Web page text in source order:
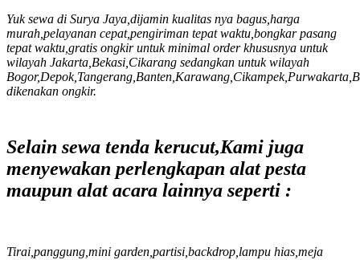
Yuk sewa di Surya Jaya,dijamin kualitas nya bagus,harga
murah,pelayanan cepat,pengiriman tepat waktu,bongkar pasang
tepat waktu,gratis ongkir untuk minimal order khususnya untuk
wilayah Jakarta,Bekasi,Cikarang sedangkan untuk wilayah
dikenakan ongkir.
Selain sewa tenda kerucut,Kami juga
menyewakan perlengkapan alat pesta
maupun alat acara lainnya seperti :
Tirai,panggung,mini garden,partisi,backdrop,lampu hias,meja